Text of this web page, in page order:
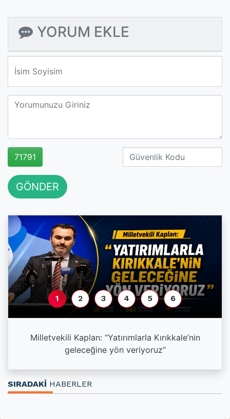
YORUM EKLE
71791
GÖNDER
Milletvekili Kaplan: “Yatırımlarla Kırıkkale’nin
geleceğine yön veriyoruz”
1 2 3 4 5 6
SIRADAKİ HABERLER